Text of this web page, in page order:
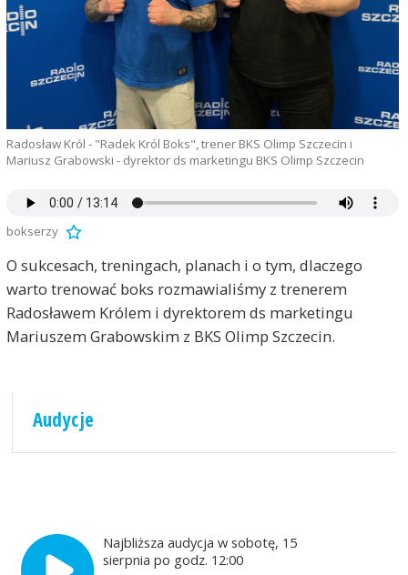
Radosław Król - "Radek Król Boks", trener BKS Olimp Szczecin i
Mariusz Grabowski - dyrektor ds marketingu BKS Olimp Szczecin
bokserzy
O sukcesach, treningach, planach i o tym, dlaczego
warto trenować boks rozmawialiśmy z trenerem
Radosławem Królem i dyrektorem ds marketingu
Mariuszem Grabowskim z BKS Olimp Szczecin.
Audycje
Najbliższa audycja w sobotę, 15
sierpnia po godz. 12:00